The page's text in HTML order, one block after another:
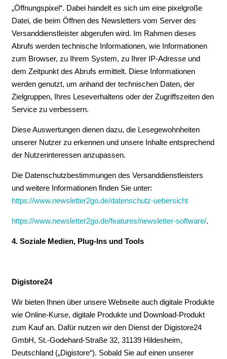
„Öffnungspixel“. Dabei handelt es sich um eine pixelgroße
Datei, die beim Öffnen des Newsletters vom Server des
Versanddienstleister abgerufen wird. Im Rahmen dieses
Abrufs werden technische Informationen, wie Informationen
zum Browser, zu Ihrem System, zu Ihrer IP-Adresse und
dem Zeitpunkt des Abrufs ermittelt. Diese Informationen
werden genutzt, um anhand der technischen Daten, der
Zielgruppen, Ihres Leseverhaltens oder der Zugriffszeiten den
Service zu verbessern.
Diese Auswertungen dienen dazu, die Lesegewohnheiten
unserer Nutzer zu erkennen und unsere Inhalte entsprechend
der Nutzerinteressen anzupassen.
Die Datenschutzbestimmungen des Versanddienstleisters
und weitere Informationen finden Sie unter:
https://www.newsletter2go.de/datenschutz-uebersicht
https://www.newsletter2go.de/features/newsletter-software/.
4. Soziale Medien, Plug-Ins und Tools
Digistore24
Wir bieten Ihnen über unsere Webseite auch digitale Produkte
wie Online-Kurse, digitale Produkte und Download-Produkt
zum Kauf an. Dafür nutzen wir den Dienst der Digistore24
GmbH, St.-Godehard-Straße 32, 31139 Hildesheim,
Deutschland („Digistore“). Sobald Sie auf einen unserer